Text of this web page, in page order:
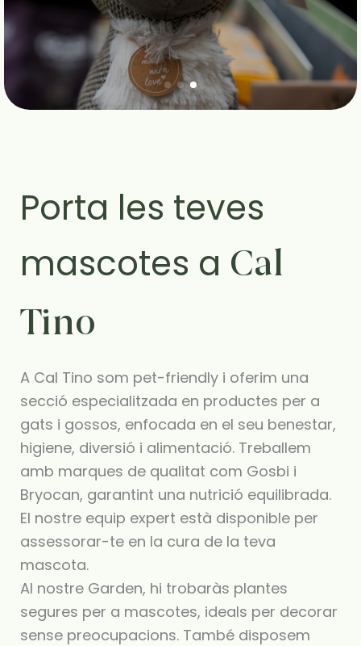
Porta les teves
mascotes a Cal
Tino
A Cal Tino som pet-friendly i oferim una
secció especialitzada en productes per a
gats i gossos, enfocada en el seu benestar,
higiene, diversió i alimentació. Treballem
amb marques de qualitat com Gosbi i
Bryocan, garantint una nutrició equilibrada.
El nostre equip expert està disponible per
assessorar-te en la cura de la teva
mascota.
Al nostre Garden, hi trobaràs plantes
segures per a mascotes, ideals per decorar
sense preocupacions. També disposem